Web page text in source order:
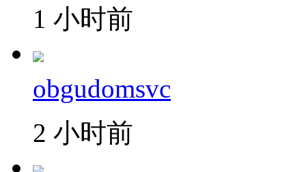
1 小时前
obgudomsvc
2 小时前